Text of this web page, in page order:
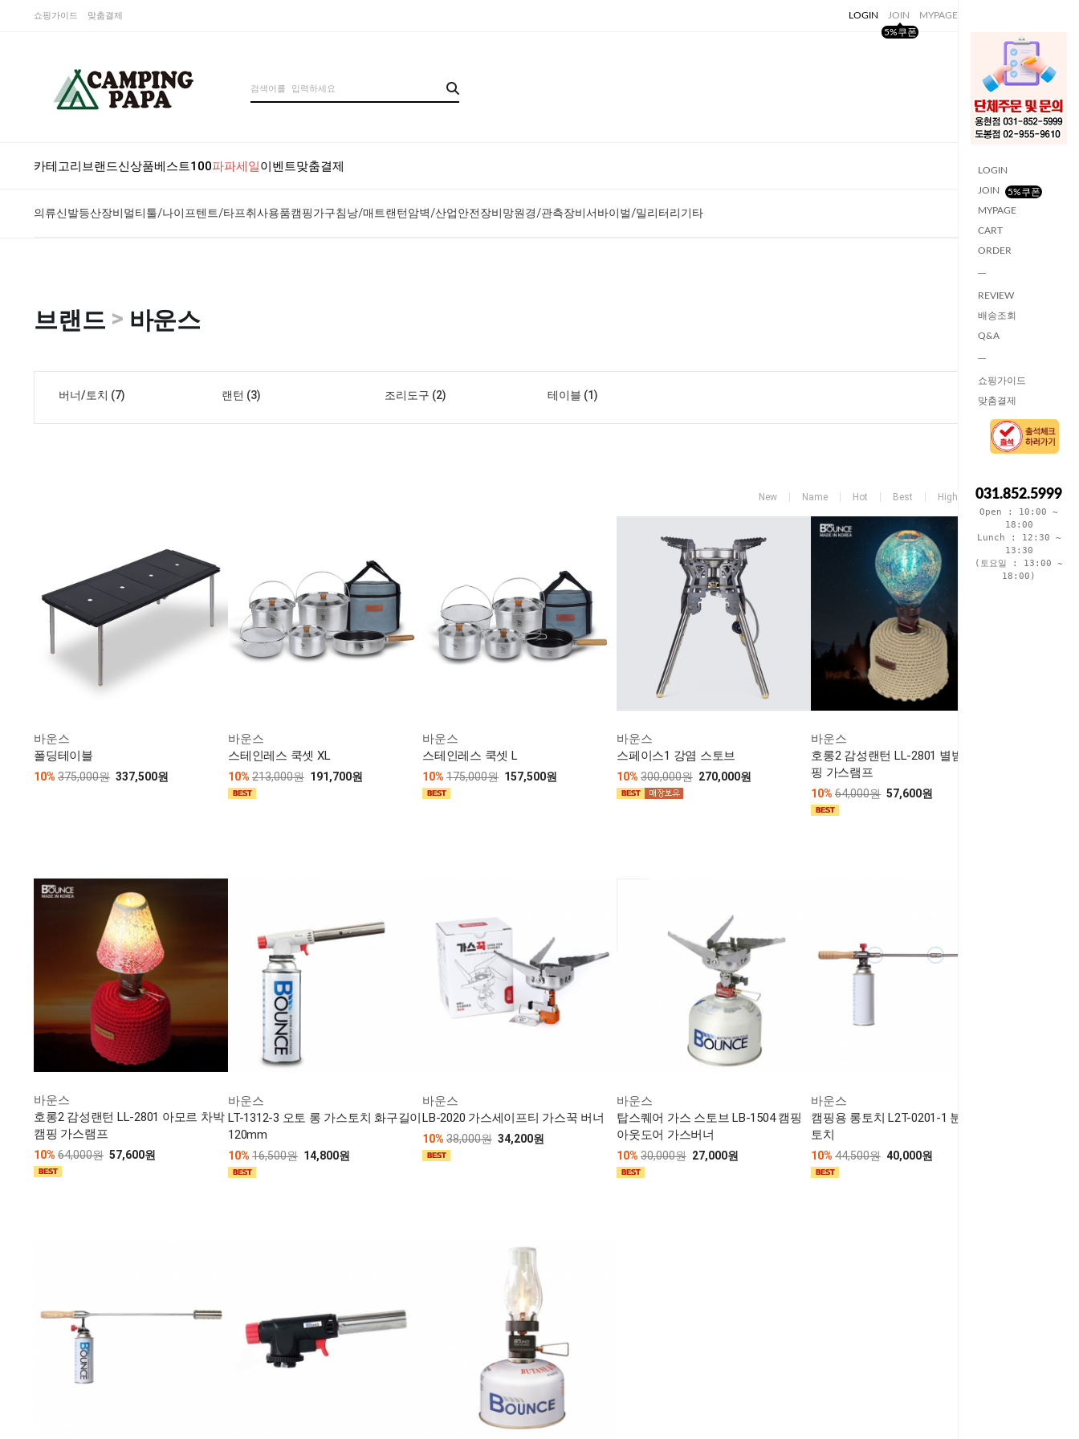
LOGIN
JOIN
5%쿠폰
MYPAGE
CART
ORDER
REVIEW
배송조회
Q&A
쇼핑가이드
맞춤결제
031.852.5999
Open : 10:00 ~
18:00
Lunch : 12:30 ~
13:30
(토요일 : 13:00 ~
18:00)
쇼핑가이드 맞춤결제 LOGIN
JOIN
5%쿠폰
MYPAGE
카테고리
의류신발등산장비 멀티툴/나이프텐트/타프취사용품캠핑가구침낭/매트랜턴 암벽/산업안전장비 망원경/관측장비 서바이벌/밀리터리 기타
브랜드신상품베스트100파파세일이벤트맞춤결제
브랜드 > 바운스
버너/토치 (7) 랜턴 (3) 조리도구 (2) 테이블 (1)
New Name Hot Best High price Low price
바운스
폴딩테이블
10% 375,000원 337,500원
바운스
스테인레스 쿡셋 XL
10% 213,000원 191,700원
바운스
스테인레스 쿡셋 L
10% 175,000원 157,500원
바운스
스페이스1 강염 스토브
10% 300,000원 270,000원
바운스
호롱2 감성랜턴 LL-2801 별밤 차박 캠
핑 가스램프
10% 64,000원 57,600원
바운스
호롱2 감성랜턴 LL-2801 아모르 차박
캠핑 가스램프
10% 64,000원 57,600원
바운스
LT-1312-3 오토 롱 가스토치 화구길이
120mm
10% 16,500원 14,800원
바운스
LB-2020 가스세이프티 가스꾹 버너
10% 38,000원 34,200원
바운스
탑스퀘어 가스 스토브 LB-1504 캠핑
아웃도어 가스버너
10% 30,000원 27,000원
바운스
캠핑용 롱토치 L2T-0201-1 분리형 롱
토치
10% 44,500원 40,000원